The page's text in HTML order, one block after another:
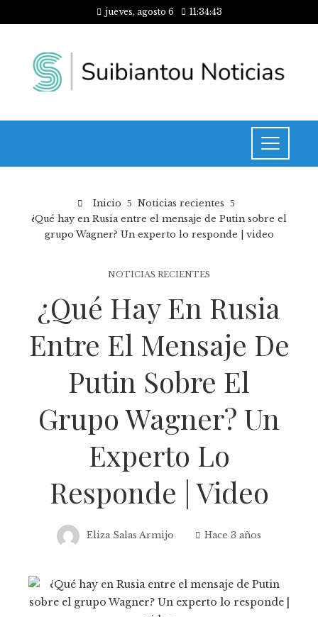
jueves, agosto 6 11:34:44
Inicio
Noticias recientes
¿Qué hay en Rusia entre el mensaje de Putin sobre el
grupo Wagner? Un experto lo responde | video
NOTICIAS RECIENTES
¿Qué Hay En Rusia
Entre El Mensaje De
Putin Sobre El
Grupo Wagner? Un
Experto Lo
Responde | Video
Eliza Salas Armijo Hace 3 años